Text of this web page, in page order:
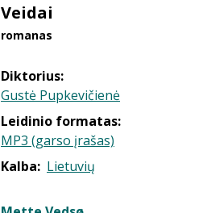
Veidai
romanas
Diktorius:
Gustė Pupkevičienė
Leidinio formatas:
MP3 (garso įrašas)
Kalba: Lietuvių